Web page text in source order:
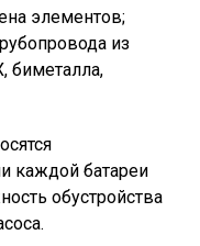
элементов;
из
биметалла,
каждой батареи
обустройства